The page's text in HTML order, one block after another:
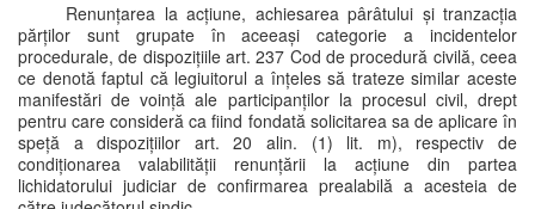
Renunțarea la acțiune, achiesarea pârâtului și tranzacția
părților sunt grupate în aceeași categorie a incidentelor
procedurale, de dispozițiile art. 237 Cod de procedură civilă, ceea
ce denotă faptul că legiuitorul a înțeles să trateze similar aceste
manifestări de voință ale participanților la procesul civil, drept
pentru care consideră ca fiind fondată solicitarea sa de aplicare în
speță a dispozițiilor art. 20 alin. (1) lit. m), respectiv de
condiționarea valabilității renunțării la acțiune din partea
lichidatorului judiciar de confirmarea prealabilă a acesteia de